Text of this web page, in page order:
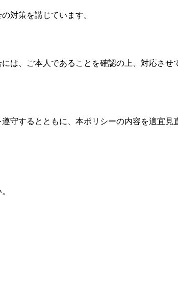
対策を講じています。
は、ご本人であることを確認の上、対応させ
守するとともに、本ポリシーの内容を適宜見